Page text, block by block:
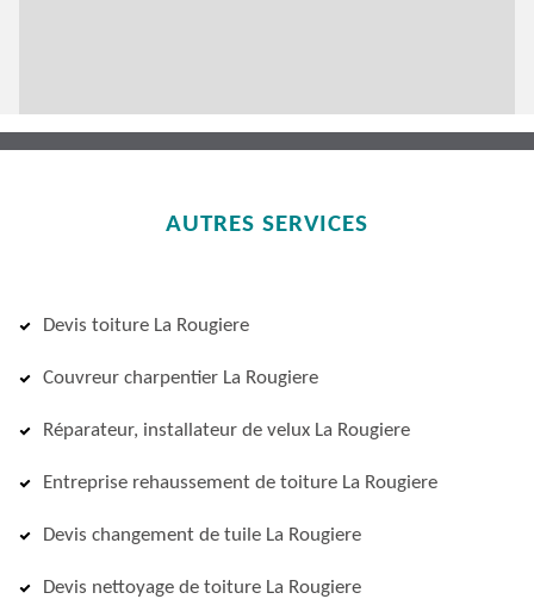
AUTRES SERVICES
Devis toiture La Rougiere
Couvreur charpentier La Rougiere
Réparateur, installateur de velux La Rougiere
Entreprise rehaussement de toiture La Rougiere
Devis changement de tuile La Rougiere
Devis nettoyage de toiture La Rougiere